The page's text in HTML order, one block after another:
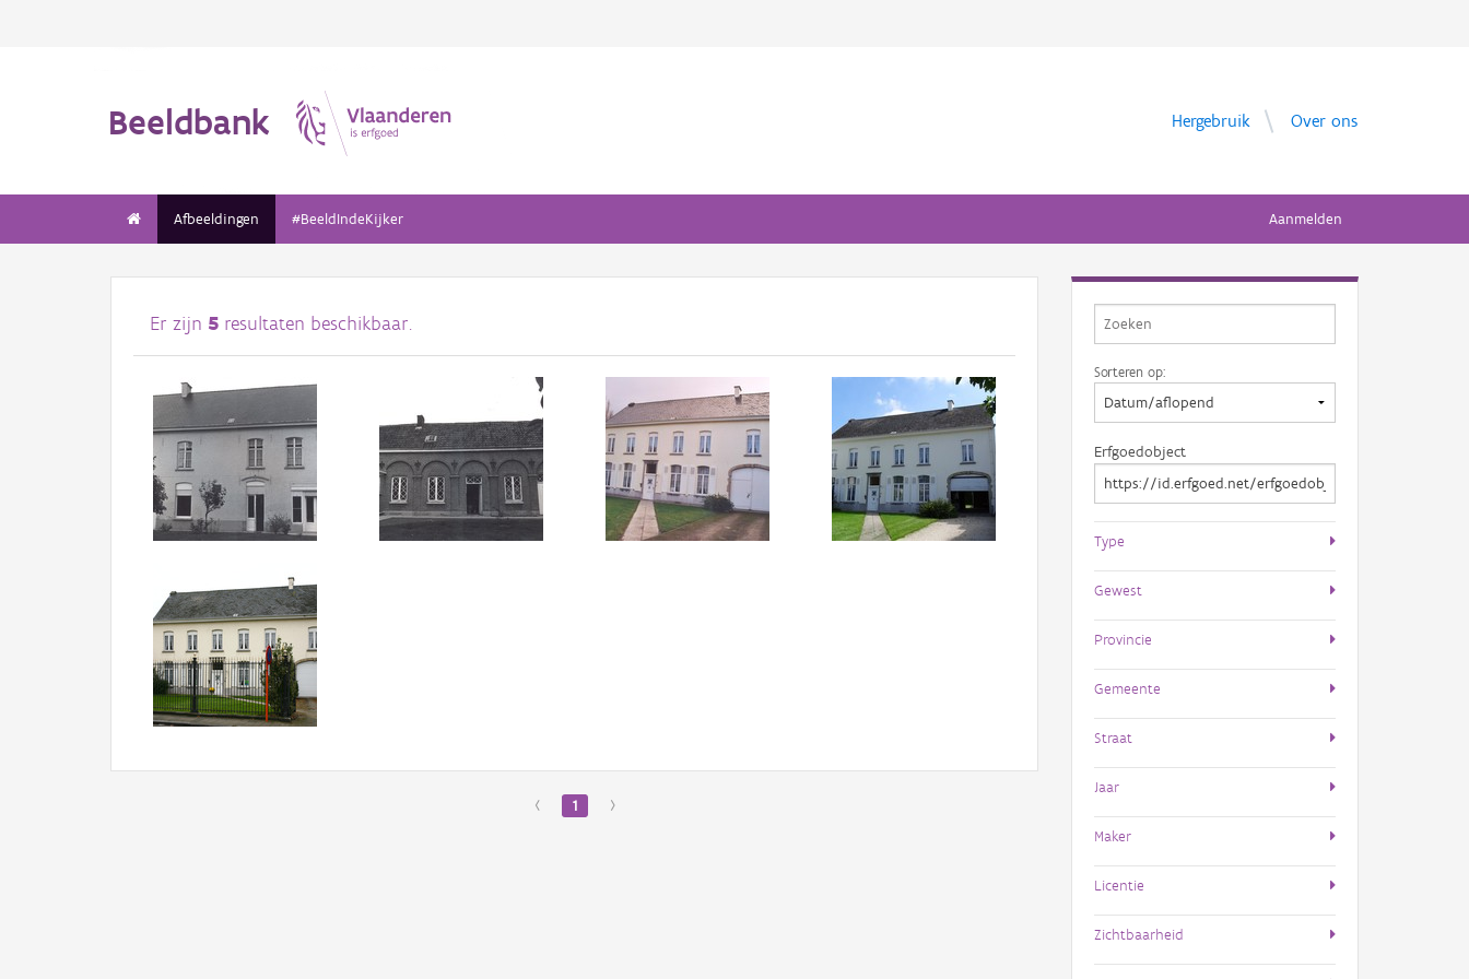
Beeldbank Hergebruik Over ons
Afbeeldingen #BeeldIndeKijker Aanmelden
Er zijn 5 resultaten beschikbaar.
‹ 1 ›
Sorteren op:
Erfgoedobject
Type
Gewest
Provincie
Gemeente
Straat
Jaar
Maker
Licentie
Zichtbaarheid